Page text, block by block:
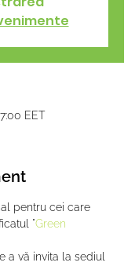
EET
pentru cei care
"Green
a vă invita la sediul